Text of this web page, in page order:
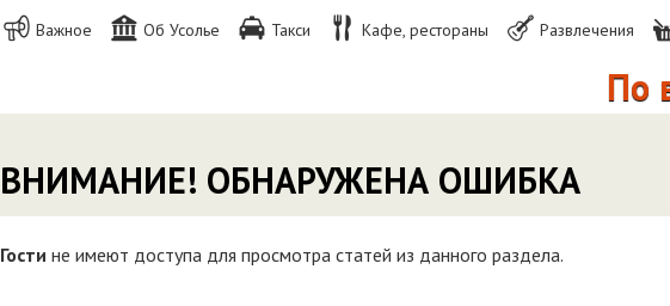
Важное Об Усолье Такси Кафе, рестораны Развлечения
По
ВНИМАНИЕ! ОБНАРУЖЕНА ОШИБКА
Гости не имеют доступа для просмотра статей из данного раздела.